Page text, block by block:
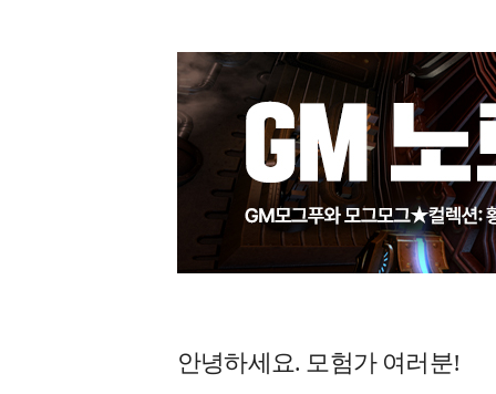
안녕하세요. 모험가 여러분!